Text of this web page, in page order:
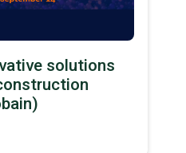
solutions